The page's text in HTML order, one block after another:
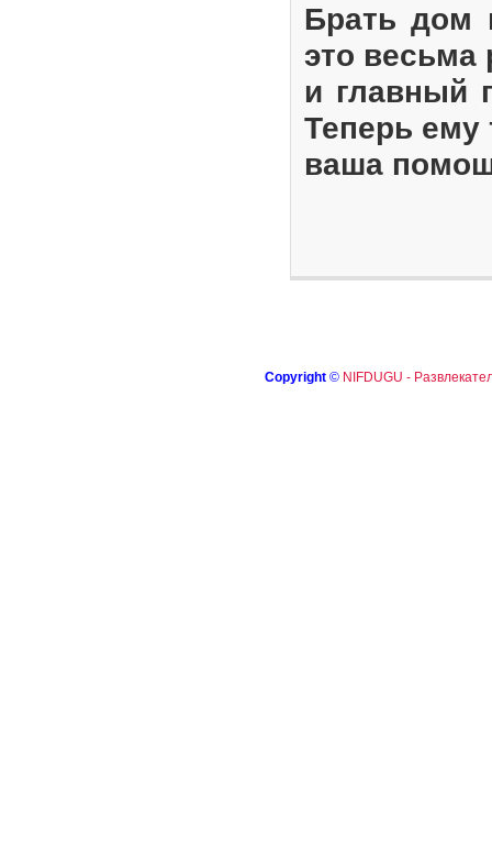
Брать дом
это весьма
и главный
Теперь ему
ваша
Copyright © NIFDUGU -